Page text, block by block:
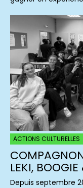
ACTIONS CULTURELLES
LEKI, BOOGIE
Depuis septembre